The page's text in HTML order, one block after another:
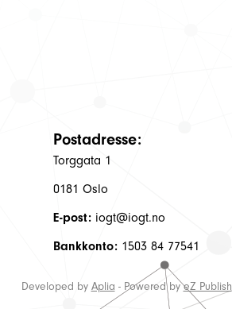
Postadresse:
Torggata 1
0181 Oslo
E-post:iogt@iogt.no
Bankkonto:1503 84 77541
Developed by Aplia - Powered byeZ Publish